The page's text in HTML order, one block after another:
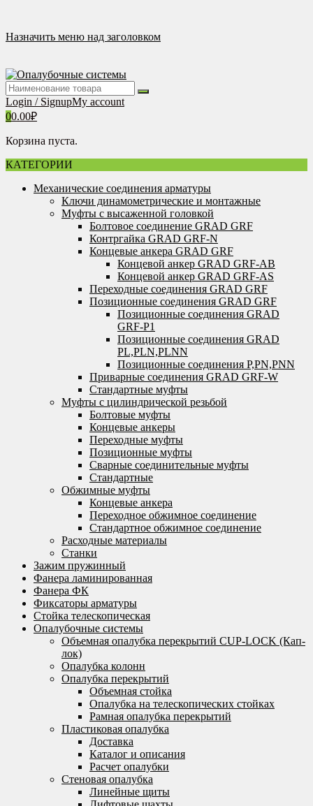
содержимому
Назначить меню над заголовком
Login / SignupMy account
00.00₽
Корзина пуста.
КАТЕГОРИИ
Механические соединения арматуры
Ключи динамометрические и монтажные
Муфты с высаженной головкой
Болтовое соединение GRAD GRF
Контргайка GRAD GRF-N
Концевые анкера GRAD GRF
Концевой анкер GRAD GRF-AB
Концевой анкер GRAD GRF-AS
Переходные соединения GRAD GRF
Позиционные соединения GRAD GRF
Позиционные соединения GRAD
GRF-P1
Позиционные соединения GRAD
PL,PLN,PLNN
Позиционные соединения P,PN,PNN
Приварные соединения GRAD GRF-W
Стандартные муфты
Муфты с цилиндрической резьбой
Болтовые муфты
Концевые анкеры
Переходные муфты
Позиционные муфты
Сварные соединительные муфты
Стандартные
Обжимные муфты
Концевые анкера
Переходное обжимное соединение
Стандартное обжимное соединение
Расходные материалы
Станки
Зажим пружинный
Фанера ламинированная
Фанера ФК
Фиксаторы арматуры
Стойка телескопическая
Опалубочные системы
Объемная опалубка перекрытий CUP-LOCK (Кап-
лок)
Опалубка колонн
Опалубка перекрытий
Объемная стойка
Опалубка на телескопических стойках
Рамная опалубка перекрытий
Пластиковая опалубка
Доставка
Каталог и описания
Расчет опалубки
Стеновая опалубка
Линейные щиты